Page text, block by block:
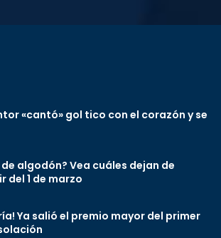
«cantó» gol tico con el corazón y se
algodón? Vea cuáles dejan de
del 1 de marzo
Ya salió el premio mayor del primer